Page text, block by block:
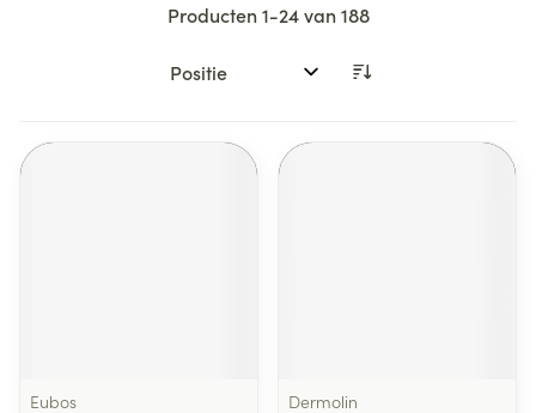
Producten1-24van188
Sorteer op:
Eubos
Dermolin